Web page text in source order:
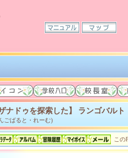
ザナドゥを探索した】 ランゴバルト
ごばると・れーむ)
この